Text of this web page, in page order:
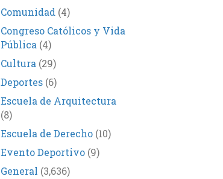
Comunidad (4)
Congreso Católicos y Vida
Pública (4)
Cultura (29)
Deportes(6)
Escuela de Arquitectura
(8)
Escuela de Derecho(10)
Evento Deportivo(9)
General (3,636)